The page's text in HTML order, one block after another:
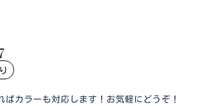
カラーも対応します！お気軽にどうぞ！